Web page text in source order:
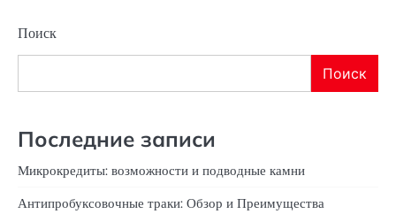
Поиск
Поиск
Последние записи
Микрокредиты: возможности и подводные камни
Антипробуксовочные траки: Обзор и Преимущества